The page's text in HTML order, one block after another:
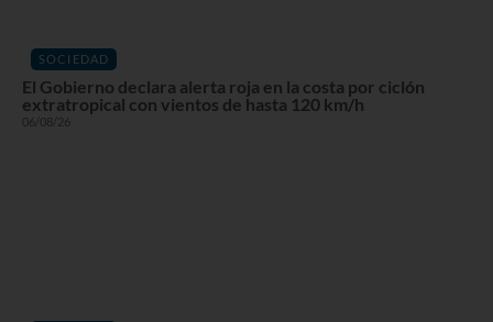
SOCIEDAD
El Gobierno declara alerta roja en la costa por ciclón
extratropical con vientos de hasta 120 km/h
06/08/26